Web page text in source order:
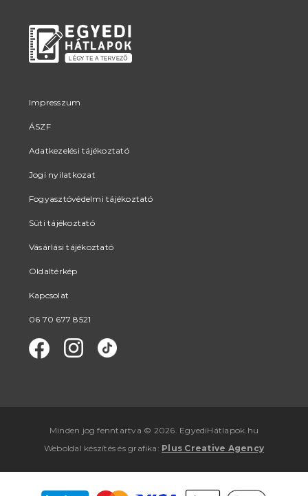
Impresszum
ÁSZF
Adatkezelési tájékoztató
Jogi nyilatkozat
Fogyasztóvédelmi tájékoztató
Süti tájékoztató
Vásárlási tájékoztató
Oldaltérkép
Kapcsolat
06 70 677 8521
Minden jog fenntartva © 2026. EgyediHátlapok.hu
Weboldal készítés ésgrafika : Plus Creative Agency